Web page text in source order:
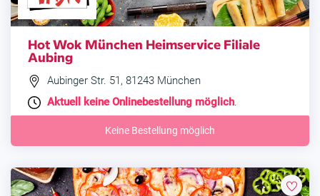
Hot Wok München Heimservice Filiale
Aubing
Aubinger Str. 51, 81243 München
Aktuell keine Onlinebestellung möglich.
Keine Bestellung möglich